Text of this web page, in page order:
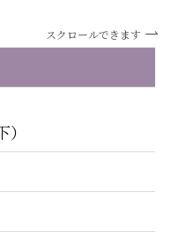
スクロールできます